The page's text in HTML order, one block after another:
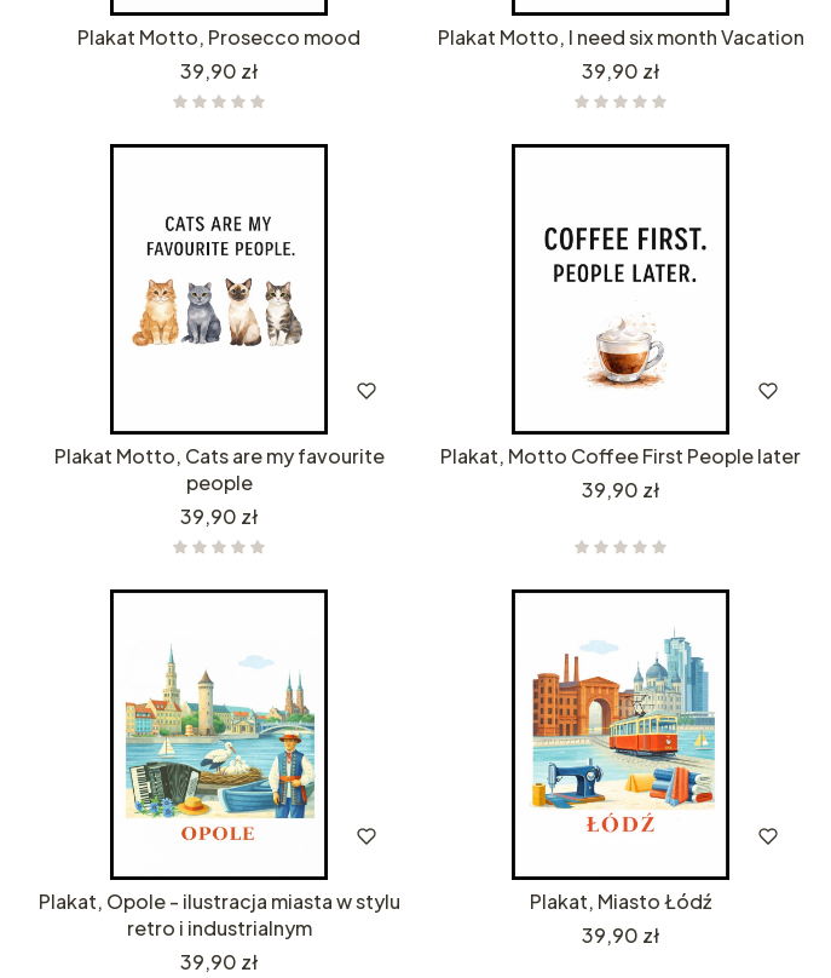
Plakat Motto, Prosecco mood
Cena
39,90 zł
Plakat Motto, I need six month Vacation
Cena
39,90 zł
Plakat Motto, Cats are my favourite
people
Cena
39,90 zł
Plakat, Motto Coffee First People later
Cena
39,90 zł
Plakat, Opole - ilustracja miasta w stylu
retro i industrialnym
Cena
39,90 zł
Plakat, Miasto Łódź
Cena
39,90 zł